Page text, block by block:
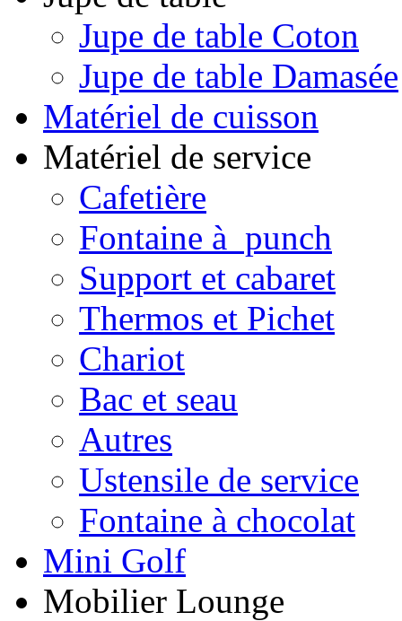
Jupe de table Coton
Jupe de table Damasée
Matériel de cuisson
Matériel de service
Cafetière
Fontaine à punch
Support et cabaret
Thermos et Pichet
Chariot
Bac et seau
Autres
Ustensile de service
Fontaine à chocolat
Mini Golf
Mobilier Lounge